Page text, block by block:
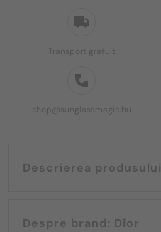
Transport gratuit
shop@sunglassmagic.hu
Descrierea produsului
Despre brand: Dior